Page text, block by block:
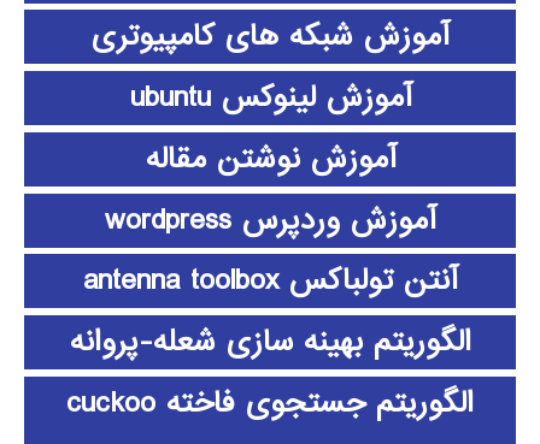
آموزش شبکه های کامپیوتری
آموزش لینوکس ubuntu
آموزش نوشتن مقاله
آموزش وردپرس wordpress
آنتن تولباکس antenna toolbox
الگوریتم بهینه سازی شعله-پروانه
الگوریتم جستجوی فاخته cuckoo